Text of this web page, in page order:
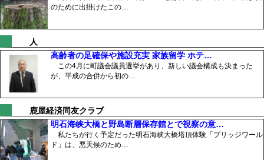
のために出掛けたこの…
人
高齢者の足確保や施設充実 家族留学 ホテ…
この4月に町議会議員選挙があり、新しい議会構成も決まった
が、平成の合併から初の…
鹿屋経済同友クラブ
明石海峡大橋と野島断層保存館とで視察の意…
私たちが行く予定だった明石海峡大橋塔頂体験「ブリッジワール
ド」は、悪天候のため…